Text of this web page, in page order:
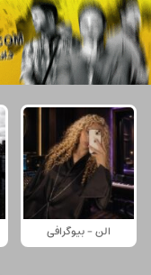
الن - بیوگرافی